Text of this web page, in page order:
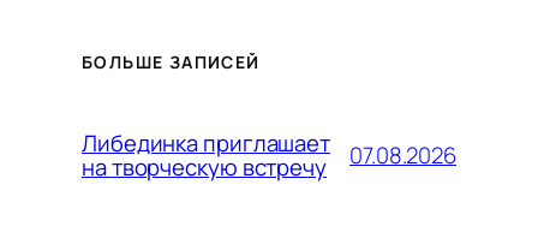
БОЛЬШЕ ЗАПИСЕЙ
Либединка приглашает
на творческую встречу 07.08.2026